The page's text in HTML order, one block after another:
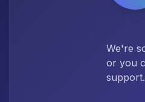
We're
or you
support.